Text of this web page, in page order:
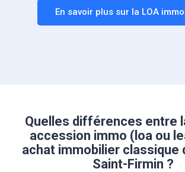
En savoir plus sur la LOA
Quelles différences entre
accession immo (loa ou
achat immobilier classique
Saint-Firmin ?